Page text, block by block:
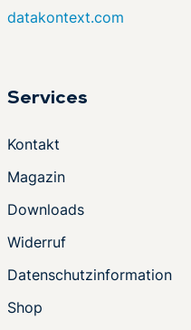
datakontext.com
Services
Kontakt
Magazin
Downloads
Widerruf
Datenschutzinformation
Shop